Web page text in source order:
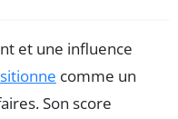
et une influence
comme un
Son score